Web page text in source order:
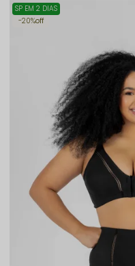
20%off
SP EM 2 DIAS